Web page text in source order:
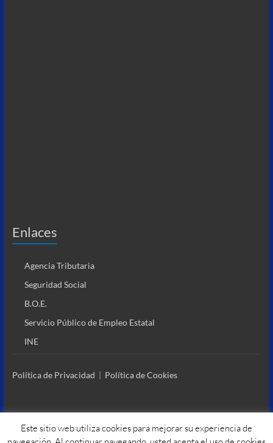
Enlaces
Agencia Tributaria
Seguridad Social
B.O.E.
Servicio Público de Empleo Estatal
INE
Política de Privacidad | Política de Cookies
Este sitio web utiliza cookies para mejorar su experiencia de